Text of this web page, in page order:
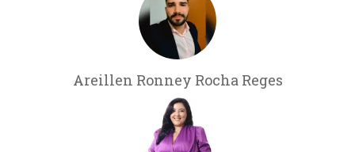
Areillen Ronney Rocha Reges